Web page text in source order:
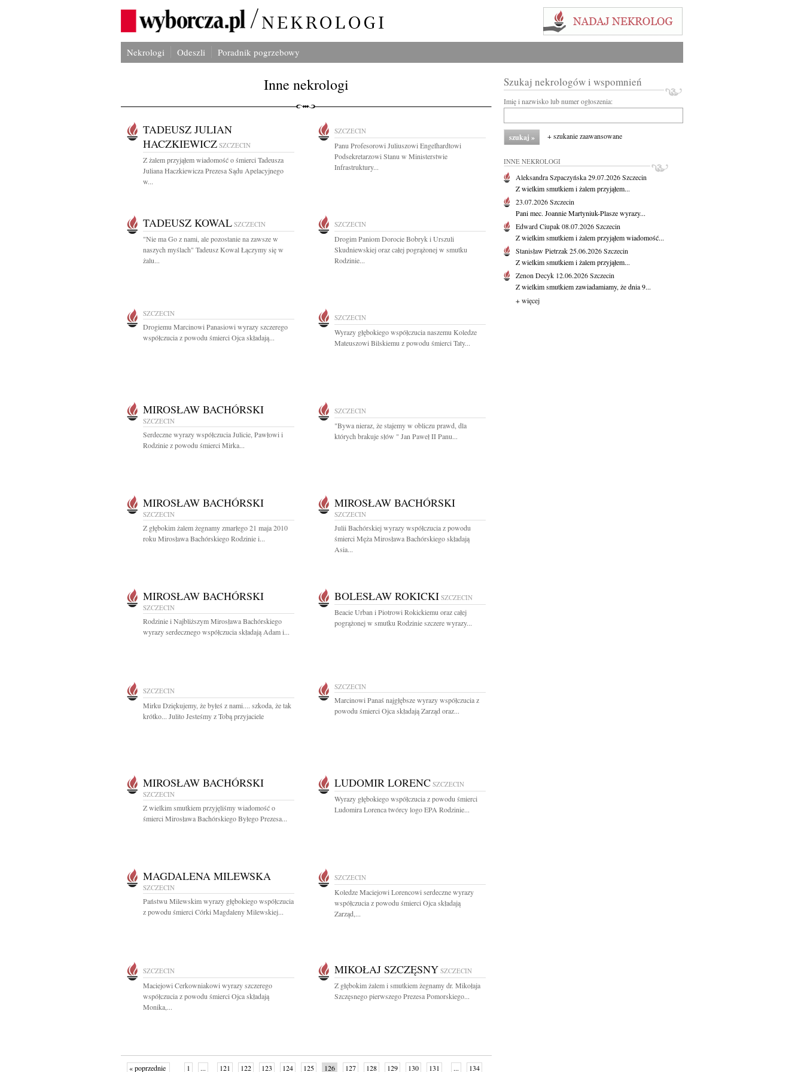
Nekrologi Odeszli Poradnik pogrzebowy
Inne nekrologi
TADEUSZ JULIAN
HACZKIEWICZ SZCZECIN
Z żalem przyjąłem wiadomość o śmierci Tadeusza
Juliana Haczkiewicza Prezesa Sądu Apelacyjnego
w...
SZCZECIN
Panu Profesorowi Juliuszowi Engelhardtowi
Podsekretarzowi Stanu w Ministerstwie
Infrastruktury...
TADEUSZ KOWAL SZCZECIN
"Nie ma Go z nami, ale pozostanie na zawsze w
naszych myślach" Tadeusz Kowal Łączymy się w
żalu...
SZCZECIN
Drogim Paniom Dorocie Bobryk i Urszuli
Skudniewskiej oraz całej pogrążonej w smutku
Rodzinie...
SZCZECIN
Drogiemu Marcinowi Panasiowi wyrazy szczerego
współczucia z powodu śmierci Ojca składają...
SZCZECIN
Wyrazy głębokiego współczucia naszemu Koledze
Mateuszowi Bilskiemu z powodu śmierci Taty...
MIROSŁAW BACHÓRSKI
SZCZECIN
Serdeczne wyrazy współczucia Julicie, Pawłowi i
Rodzinie z powodu śmierci Mirka...
SZCZECIN
"Bywa nieraz, że stajemy w obliczu prawd, dla
których brakuje słów " Jan Paweł II Panu...
MIROSŁAW BACHÓRSKI
SZCZECIN
Z głębokim żalem żegnamy zmarłego 21 maja 2010
roku Mirosława Bachórskiego Rodzinie i...
MIROSŁAW BACHÓRSKI
SZCZECIN
Julii Bachórskiej wyrazy współczucia z powodu
śmierci Męża Mirosława Bachórskiego składają
Asia...
MIROSŁAW BACHÓRSKI
SZCZECIN
Rodzinie i Najbliższym Mirosława Bachórskiego
wyrazy serdecznego współczucia składają Adam i...
BOLESŁAW ROKICKI SZCZECIN
Beacie Urban i Piotrowi Rokickiemu oraz całej
pogrążonej w smutku Rodzinie szczere wyrazy...
SZCZECIN
Mirku Dziękujemy, że byłeś z nami.... szkoda, że tak
krótko... Julito Jesteśmy z Tobą przyjaciele
SZCZECIN
Marcinowi Panaś najgłębsze wyrazy współczucia z
powodu śmierci Ojca składają Zarząd oraz...
MIROSŁAW BACHÓRSKI
SZCZECIN
Z wielkim smutkiem przyjęliśmy wiadomość o
śmierci Mirosława Bachórskiego Byłego Prezesa...
LUDOMIR LORENC SZCZECIN
Wyrazy głębokiego współczucia z powodu śmierci
Ludomira Lorenca twórcy logo EPA Rodzinie...
MAGDALENA MILEWSKA
SZCZECIN
Państwu Milewskim wyrazy głębokiego współczucia
z powodu śmierci Córki Magdaleny Milewskiej...
SZCZECIN
Koledze Maciejowi Lorencowi serdeczne wyrazy
współczucia z powodu śmierci Ojca składają
Zarząd,...
SZCZECIN
Maciejowi Cerkowniakowi wyrazy szczerego
współczucia z powodu śmierci Ojca składają
Monika,...
MIKOŁAJ SZCZĘSNY SZCZECIN
Z głębokim żalem i smutkiem żegnamy dr. Mikołaja
Szczęsnego pierwszego Prezesa Pomorskiego...
« poprzednie 1 ... 121 122 123 124 125 126 127 128 129 130 131 ... 134
Szukaj nekrologów i wspomnień
Imię i nazwisko lub numer ogłoszenia:
+ szukanie zaawansowane
INNE NEKROLOGI
Aleksandra Szpaczyńska29.07.2026Szczecin
Z wielkim smutkiem i żalem przyjąłem...
23.07.2026Szczecin
Pani mec. Joannie Martyniuk-Plasze wyrazy...
Edward Ciupak08.07.2026Szczecin
Z wielkim smutkiem i żalem przyjąłem wiadomość...
Stanisław Pietrzak25.06.2026Szczecin
Z wielkim smutkiem i żalem przyjąłem...
Zenon Decyk 12.06.2026Szczecin
Z wielkim smutkiem zawiadamiamy, że dnia 9...
+ więcej